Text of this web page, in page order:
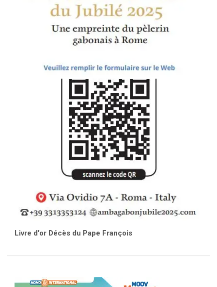
Livre d'or Décès du Pape François